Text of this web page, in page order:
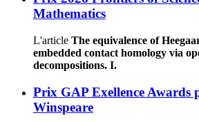
Mathematics
L'article The equivalence of
embedded contact homology via
decompositions. I.
Prix GAP Exellence Awards
Winspeare